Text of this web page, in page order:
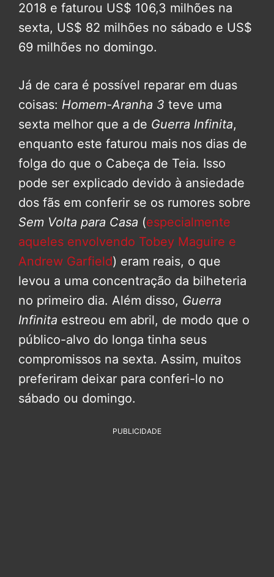
2018 e faturou US$ 106,3 milhões na
sexta, US$ 82 milhões no sábado e US$
69 milhões no domingo.
Já de cara é possível reparar em duas
coisas: Homem-Aranha 3 teve uma
sexta melhor que a de Guerra Infinita,
enquanto este faturou mais nos dias de
folga do que o Cabeça de Teia. Isso
pode ser explicado devido à ansiedade
dos fãs em conferir se os rumores sobre
Sem Volta para Casa (especialmente
aqueles envolvendo Tobey Maguire e
Andrew Garfield) eram reais, o que
levou a uma concentração da bilheteria
no primeiro dia. Além disso, Guerra
Infinita estreou em abril, de modo que o
público-alvo do longa tinha seus
compromissos na sexta. Assim, muitos
preferiram deixar para conferi-lo no
sábado ou domingo.
PUBLICIDADE